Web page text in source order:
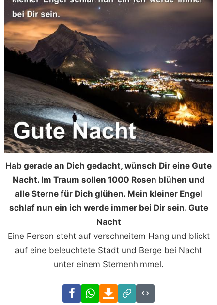
Hab gerade an Dich gedacht, wünsch Dir eine Gute
Nacht. Im Traum sollen 1000 Rosen blühen und
alle Sterne für Dich glühen. Mein kleiner Engel
schlaf nun ein ich werde immer bei Dir sein. Gute
Nacht
Eine Person steht auf verschneitem Hang und blickt
auf eine beleuchtete Stadt und Berge bei Nacht
unter einem Sternenhimmel.
FacebookWhatsAppDownload
Link
Code